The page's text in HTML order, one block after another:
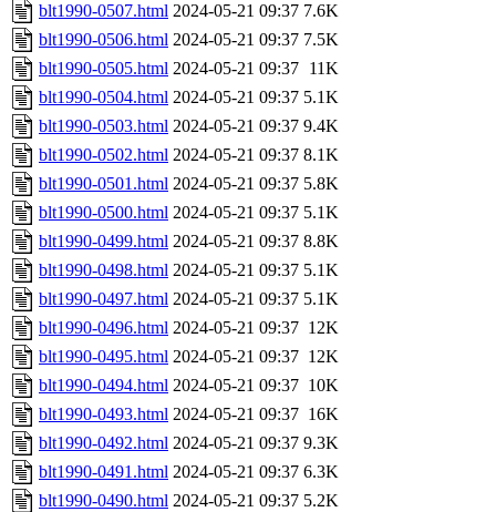
blt1990-0507.html 2024-05-21 09:37 7.6K
blt1990-0506.html 2024-05-21 09:37 7.5K
blt1990-0505.html 2024-05-21 09:37 11K
blt1990-0504.html 2024-05-21 09:37 5.1K
blt1990-0503.html 2024-05-21 09:37 9.4K
blt1990-0502.html 2024-05-21 09:37 8.1K
blt1990-0501.html 2024-05-21 09:37 5.8K
blt1990-0500.html 2024-05-21 09:37 5.1K
blt1990-0499.html 2024-05-21 09:37 8.8K
blt1990-0498.html 2024-05-21 09:37 5.1K
blt1990-0497.html 2024-05-21 09:37 5.1K
blt1990-0496.html 2024-05-21 09:37 12K
blt1990-0495.html 2024-05-21 09:37 12K
blt1990-0494.html 2024-05-21 09:37 10K
blt1990-0493.html 2024-05-21 09:37 16K
blt1990-0492.html 2024-05-21 09:37 9.3K
blt1990-0491.html 2024-05-21 09:37 6.3K
blt1990-0490.html 2024-05-21 09:37 5.2K